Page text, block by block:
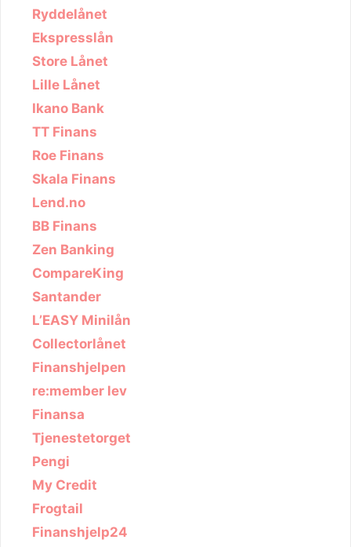
Ryddelånet
Ekspresslån
Store Lånet
Lille Lånet
Ikano Bank
TT Finans
Roe Finans
Skala Finans
Lend.no
BB Finans
Zen Banking
CompareKing
Santander
L’EASY Minilån
Collectorlånet
Finanshjelpen
re:member lev
Finansa
Tjenestetorget
Pengi
My Credit
Frogtail
Finanshjelp24